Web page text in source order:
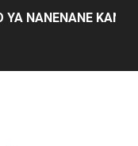
NANENANE
Gumzo la